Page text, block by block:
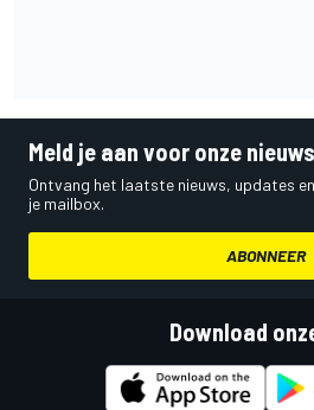
Meld je aan voor onze
Ontvang het laatste nieuws, updates
je mailbox.
ABONNEER
Download